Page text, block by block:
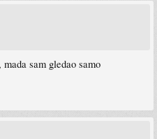
sam gledao samo